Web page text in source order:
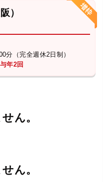
）
分（完全週休2日制）
年2回
ん。
ん。